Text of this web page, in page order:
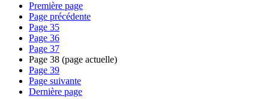
Première page
Page précédente
Page 35
Page 36
Page 37
Page 38 (page actuelle)
Page 39
Page suivante
Dernière page